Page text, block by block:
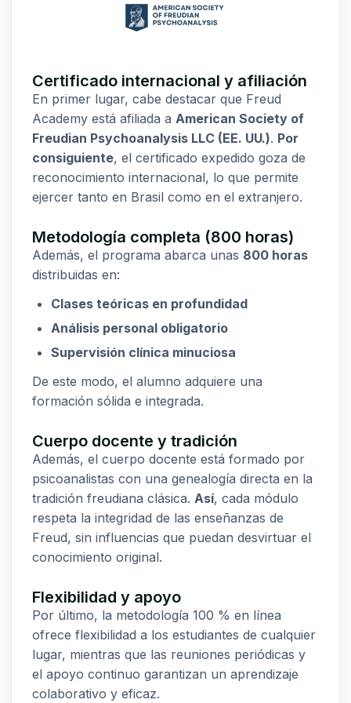
Certificado internacional y afiliación
En primer lugar, cabe destacar que Freud
Academy está afiliada a American Society of
Freudian Psychoanalysis LLC (EE. UU.). Por
consiguiente, el certificado expedido goza de
reconocimiento internacional, lo que permite
ejercer tanto en Brasil como en el extranjero.
Metodología completa (800 horas)
Además, el programa abarca unas 800 horas
distribuidas en:
Clases teóricas en profundidad
Análisis personal obligatorio
Supervisión clínica minuciosa
De este modo, el alumno adquiere una
formación sólida e integrada.
Cuerpo docente y tradición
Además, el cuerpo docente está formado por
psicoanalistas con una genealogía directa en la
tradición freudiana clásica. Así, cada módulo
respeta la integridad de las enseñanzas de
Freud, sin influencias que puedan desvirtuar el
conocimiento original.
Flexibilidad y apoyo
Por último, la metodología 100 % en línea
ofrece flexibilidad a los estudiantes de cualquier
lugar, mientras que las reuniones periódicas y
el apoyo continuo garantizan un aprendizaje
colaborativo y eficaz.